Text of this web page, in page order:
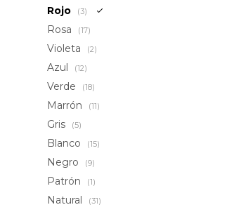
Rojo (3)
Rosa (17)
Violeta (2)
Azul (12)
Verde (18)
Marrón (11)
Gris (5)
Blanco (15)
Negro (9)
Patrón (1)
Natural (31)